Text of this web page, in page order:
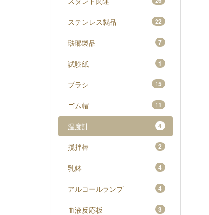
ステンレス製品 22
琺瑯製品 7
試験紙 1
ブラシ 15
ゴム帽 11
温度計 4
撹拌棒 2
乳鉢 4
アルコールランプ 4
血液反応板 3